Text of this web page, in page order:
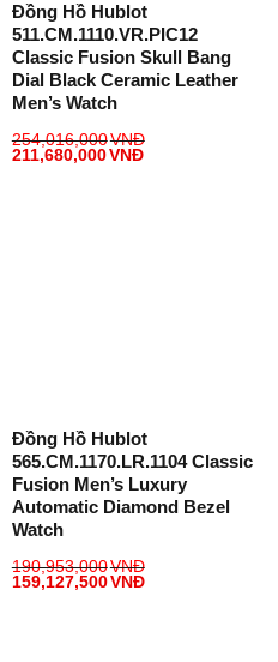
Đồng Hồ Hublot
511.CM.1110.VR.PIC12
Classic Fusion Skull Bang
Dial Black Ceramic Leather
Men’s Watch
254,016,000VNĐ
211,680,000VNĐ
Đồng Hồ Hublot
565.CM.1170.LR.1104 Classic
Fusion Men’s Luxury
Automatic Diamond Bezel
Watch
190,953,000VNĐ
159,127,500VNĐ